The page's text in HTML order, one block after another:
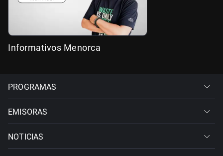
Informativos Menorca
PROGRAMAS
EMISORAS
NOTICIAS